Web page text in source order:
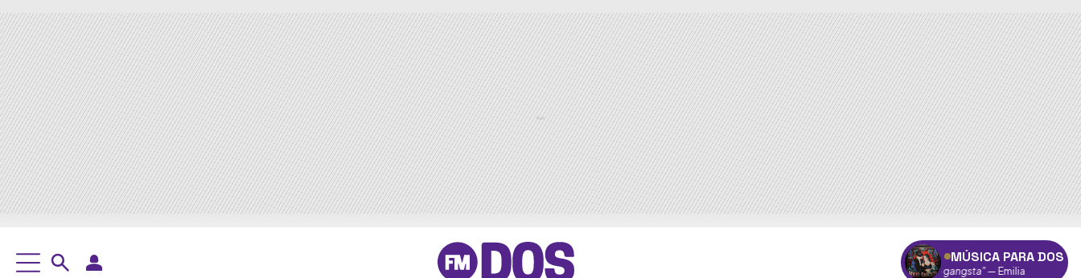
MÚSICA PARA DOS
"Novio gangsta"— Emilia